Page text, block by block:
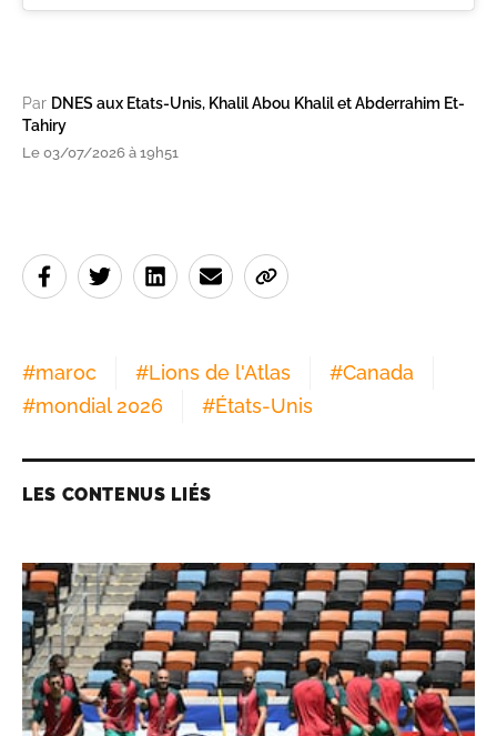
Par DNES aux Etats-Unis, Khalil Abou Khalil et Abderrahim Et-
Tahiry
Le 03/07/2026 à 19h51
#maroc #Lions de l'Atlas #Canada
#mondial 2026 #États-Unis
LES CONTENUS LIÉS